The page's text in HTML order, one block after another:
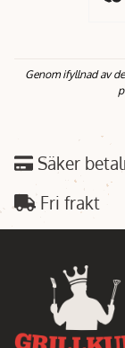
Genom ifyllnad av
Säker
Fri frakt